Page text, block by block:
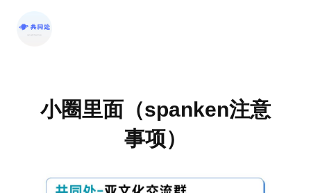
小圈里面（spanken注意
事项）